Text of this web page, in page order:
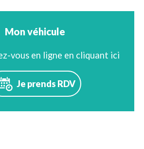
Mon véhicule
vous en ligne en cliquant ici
Je prends RDV